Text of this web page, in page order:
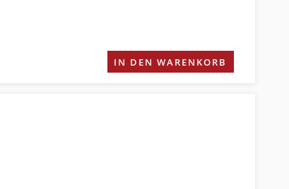
IN DEN WARENKORB